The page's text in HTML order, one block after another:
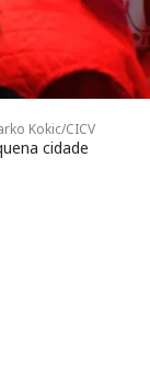
Kokic/CICV
cidade